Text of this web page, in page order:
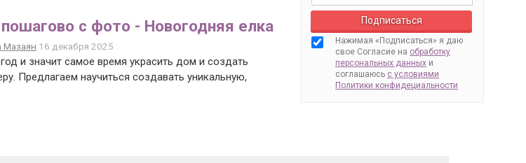
Нажимая «Подписаться» я даю
свое Согласие на обработку
персональных данных и
соглашаюсь с условиями
Политики конфидециальности
с фото - Новогодняя елка
Мазаян 16 декабря 2025
и значит самое время украсить дом и создать
Предлагаем научиться создавать уникальную,